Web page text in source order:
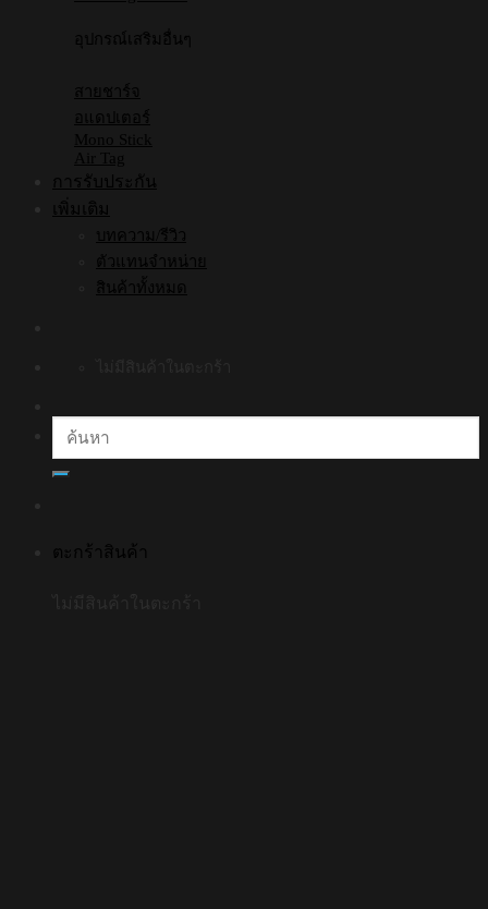
อุปกรณ์เสริมอื่นๆ
สายชาร์จ
อแดปเตอร์
Mono Stick
Air Tag
การรับประกัน
เพิ่มเติม
บทความ/รีวิว
ตัวแทนจำหน่าย
สินค้าทั้งหมด
ค้นหา:
ตะกร้าสินค้า